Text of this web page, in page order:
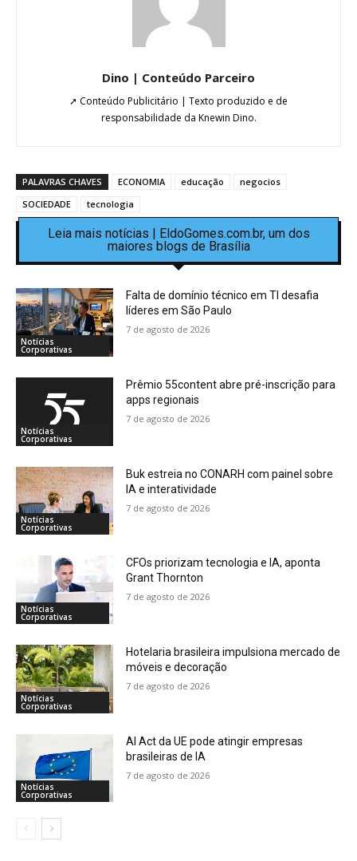
Dino | Conteúdo Parceiro
➚ Conteúdo Publicitário | Texto produzido e de
responsabilidade da Knewin Dino.
PALAVRAS CHAVES ECONOMIA educação
negocios
SOCIEDADE
tecnologia
Leia mais notícias | EldoGomes.com.br, um dos
maiores blogs de Brasília
Notícias
Corporativas
Falta de domínio técnico em TI desafia
líderes em São Paulo
7 de agosto de 2026
Notícias
Corporativas
Prêmio 55content abre pré-inscrição para
apps regionais
7 de agosto de 2026
Notícias
Corporativas
Buk estreia no CONARH com painel sobre
IA e interatividade
7 de agosto de 2026
Notícias
Corporativas
CFOs priorizam tecnologia e IA, aponta
Grant Thornton
7 de agosto de 2026
Notícias
Corporativas
Hotelaria brasileira impulsiona mercado de
móveis e decoração
7 de agosto de 2026
Notícias
Corporativas
AI Act da UE pode atingir empresas
brasileiras de IA
7 de agosto de 2026